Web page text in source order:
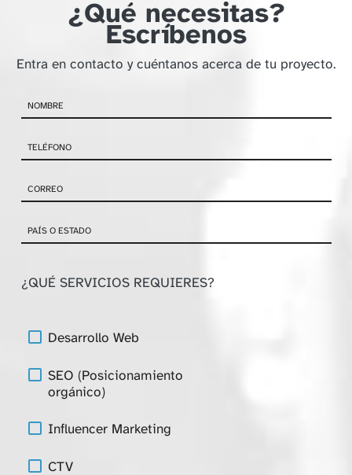
¿Qué necesitas?
Escríbenos
Entra en contacto y cuéntanos acerca de tu proyecto.
¿QUÉ SERVICIOS REQUIERES?
Desarrollo Web
SEO (Posicionamiento
orgánico)
Influencer Marketing
CTV